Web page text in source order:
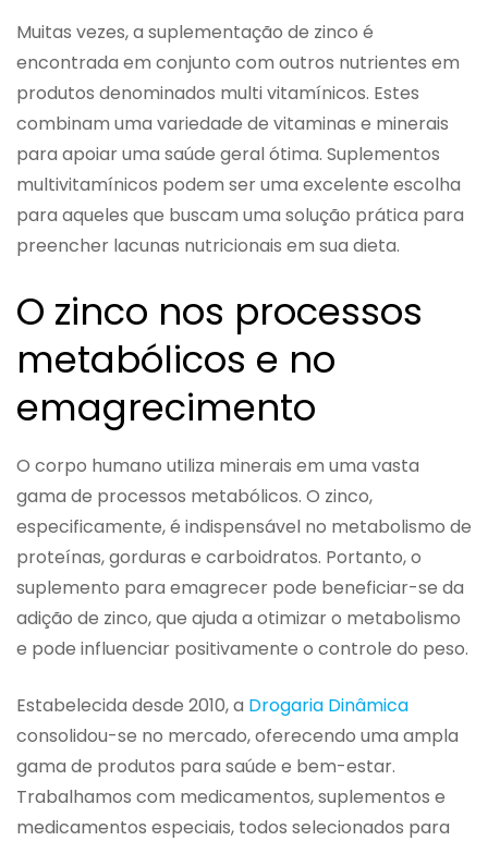
Muitas vezes, a suplementação de zinco é
encontrada em conjunto com outros nutrientes em
produtos denominados multi vitamínicos. Estes
combinam uma variedade de vitaminas e minerais
para apoiar uma saúde geral ótima. Suplementos
multivitamínicos podem ser uma excelente escolha
para aqueles que buscam uma solução prática para
preencher lacunas nutricionais em sua dieta.
O zinco nos processos
metabólicos e no
emagrecimento
O corpo humano utiliza minerais em uma vasta
gama de processos metabólicos. O zinco,
especificamente, é indispensável no metabolismo de
proteínas, gorduras e carboidratos. Portanto, o
suplemento para emagrecer pode beneficiar-se da
adição de zinco, que ajuda a otimizar o metabolismo
e pode influenciar positivamente o controle do peso.
Estabelecida desde 2010, a Drogaria Dinâmica
consolidou-se no mercado, oferecendo uma ampla
gama de produtos para saúde e bem-estar.
Trabalhamos com medicamentos, suplementos e
medicamentos especiais, todos selecionados para